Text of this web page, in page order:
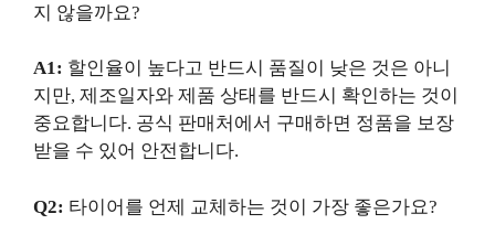
지 않을까요?
A1: 할인율이 높다고 반드시 품질이 낮은 것은 아니
지만, 제조일자와 제품 상태를 반드시 확인하는 것이
중요합니다. 공식 판매처에서 구매하면 정품을 보장
받을 수 있어 안전합니다.
Q2: 타이어를 언제 교체하는 것이 가장 좋은가요?